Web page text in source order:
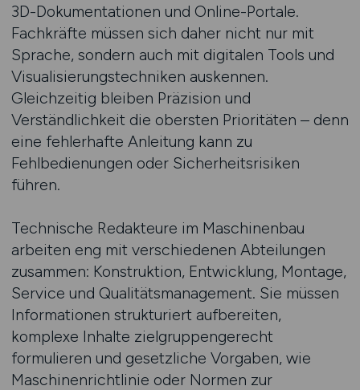
3D-Dokumentationen und Online-Portale.
Fachkräfte müssen sich daher nicht nur mit
Sprache, sondern auch mit digitalen Tools und
Visualisierungstechniken auskennen.
Gleichzeitig bleiben Präzision und
Verständlichkeit die obersten Prioritäten – denn
eine fehlerhafte Anleitung kann zu
Fehlbedienungen oder Sicherheitsrisiken
führen.
Technische Redakteure im Maschinenbau
arbeiten eng mit verschiedenen Abteilungen
zusammen: Konstruktion, Entwicklung, Montage,
Service und Qualitätsmanagement. Sie müssen
Informationen strukturiert aufbereiten,
komplexe Inhalte zielgruppengerecht
formulieren und gesetzliche Vorgaben, wie
Maschinenrichtlinie oder Normen zur